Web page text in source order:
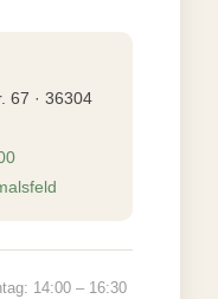
67 · 36304
14:00 – 16:30